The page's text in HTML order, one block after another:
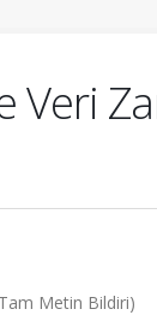
Veri
Metin Bildiri)